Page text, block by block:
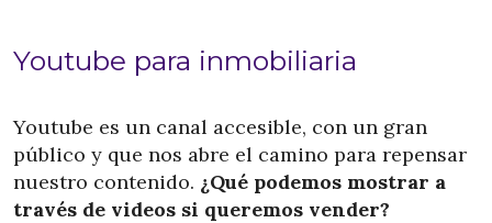
Youtube para inmobiliaria
Youtube es un canal accesible, con un gran
público y que nos abre el camino para repensar
nuestro contenido. ¿Qué podemos mostrar a
través de videos si queremos vender?